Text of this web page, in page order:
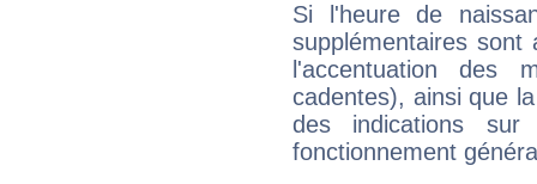
Si l'heure de
supplémentaires sont
l'accentuation des
cadentes), ainsi que
des indications sur
fonctionnement